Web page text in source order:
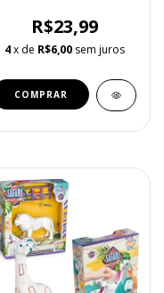
R$23,99
4 x de R$6,00 sem juros